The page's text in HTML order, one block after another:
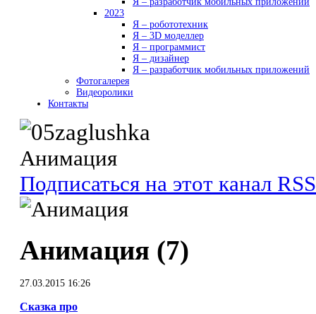
2023
Я – робототехник
Я – 3D моделлер
Я – программист
Я – дизайнер
Я – разработчик мобильных приложений
Фотогалерея
Видеоролики
Контакты
Анимация
Подписаться на этот канал RSS
Анимация (7)
27.03.2015 16:26
Сказка про